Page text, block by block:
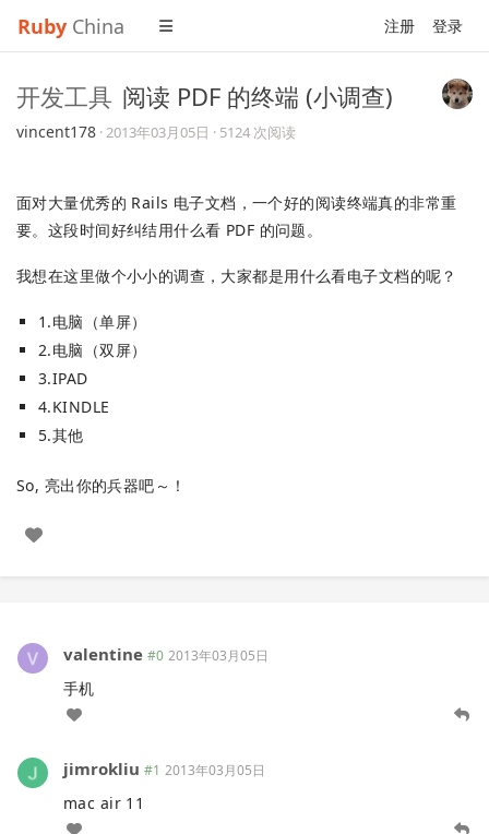
Ruby China 注册 登录
开发工具 阅读 PDF 的终端 (小调查)
vincent178 ·2013年03月05日 · 5124 次阅读
面对大量优秀的 Rails 电子文档，一个好的阅读终端真的非常重
要。这段时间好纠结用什么看 PDF 的问题。
我想在这里做个小小的调查，大家都是用什么看电子文档的呢？
1.电脑（单屏）
2.电脑（双屏）
3.IPAD
4.KINDLE
5.其他
So, 亮出你的兵器吧～！
valentine #0 2013年03月05日
手机
jimrokliu #1 2013年03月05日
mac air 11